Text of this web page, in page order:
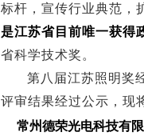
标杆，宣传行业典范，
是江苏省目前唯一获得
省科学技术奖。
第八届江苏照明奖
评审结果经过公示，现
常州德荣光电科技有限